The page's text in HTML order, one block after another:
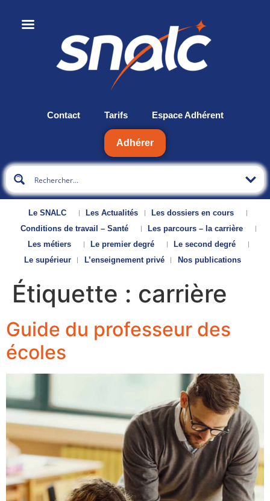
Contact Tarifs Espace Adhérent
Adhérer
Le SNALC Les Actualités
Les dossiers en cours
Conditions de travail – Santé
Les parcours – la carrière
Les métiers
Le premier degré
Le second degré
Le supérieur
L’enseignement privé Nos publications
Étiquette : carrière
Guide du professeur des
écoles